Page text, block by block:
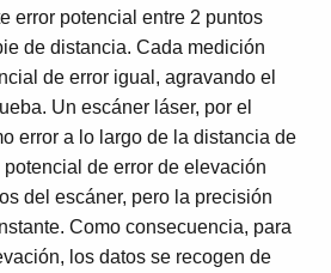
error potencial entre 2 puntos
de distancia. Cada medición
de error igual, agravando el
Un escáner láser, por el
error a lo largo de la distancia de
de error de elevación
del escáner, pero la precisión
Como consecuencia, para
los datos se recogen de